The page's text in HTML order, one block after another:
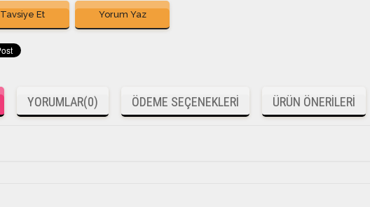
Tavsiye Et Yorum Yaz
YORUMLAR(0) ÖDEME SEÇENEKLERI ÜRÜN ÖNERILERI